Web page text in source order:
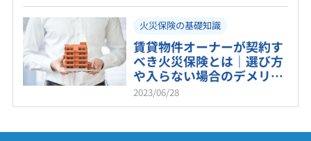
火災保険の基礎知識
賃貸物件オーナーが契約す
べき火災保険とは｜選び方
や入らない場合のデメリッ
トも解説
2023/06/28